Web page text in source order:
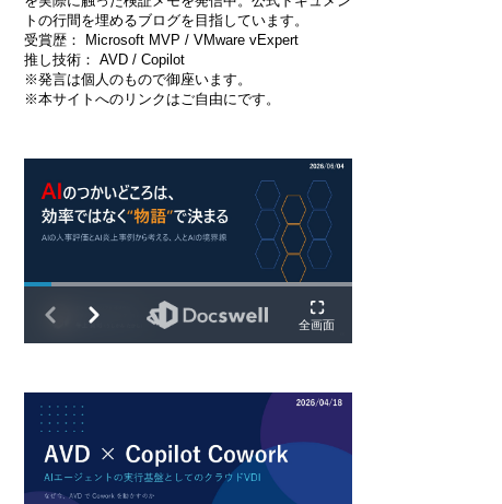
トの行間を埋めるブログを目指しています。
受賞歴： Microsoft MVP / VMware vExpert
推し技術： AVD / Copilot
※発言は個人のもので御座います。
※本サイトへのリンクはご自由にです。